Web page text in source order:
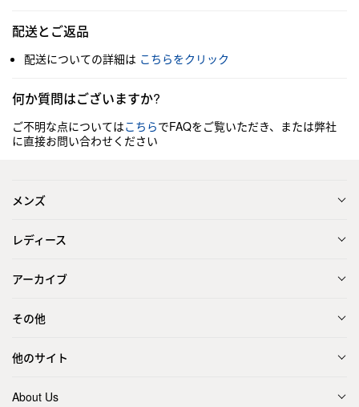
配送とご返品
配送についての詳細は こちらをクリック
何か質問はございますか?
ご不明な点についてはこちらでFAQをご覧いただき、または弊社
に直接お問い合わせください
メンズ
レディース
アーカイブ
その他
他のサイト
About Us